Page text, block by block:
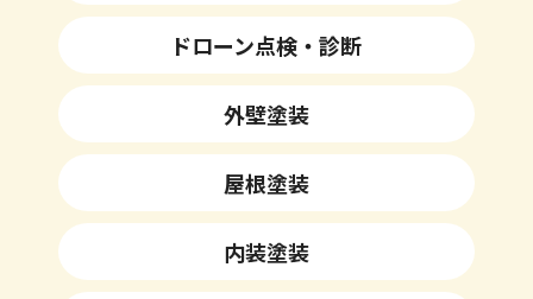
ドローン点検・診断
外壁塗装
屋根塗装
内装塗装